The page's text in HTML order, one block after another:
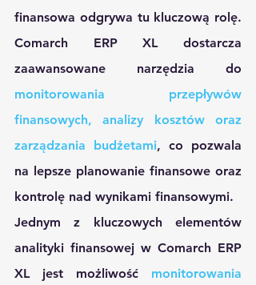
finansowa odgrywa tu kluczową rolę.
Comarch ERP XL dostarcza
monitorowania przepływów
finansowych, analizy kosztów oraz
zarządzania budżetami, co pozwala
na lepsze planowanie finansowe oraz
kontrolę nad wynikami finansowymi.
Jednym z kluczowych elementów
analityki finansowej w Comarch ERP
XL jest możliwość monitorowania